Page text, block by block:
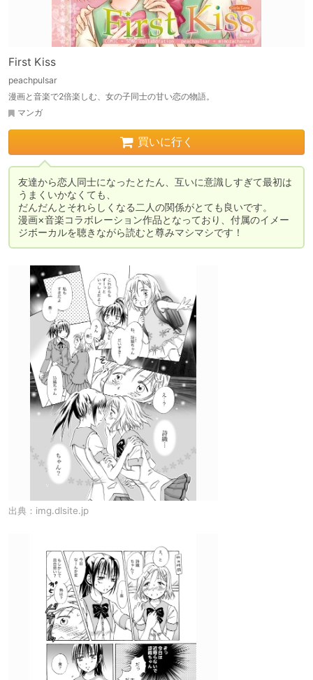
First Kiss
peachpulsar
漫画と音楽で2倍楽しむ、女の子同士の甘い恋の物語。
マンガ
買いに行く
友達から恋人同士になったとたん、互いに意識しすぎて最初は
うまくいかなくても、
だんだんとそれらしくなる二人の関係がとても良いです。
漫画×音楽コラボレーション作品となっており、付属のイメー
ジボーカルを聴きながら読むと尊みマシマシです！
出典： img.dlsite.jp